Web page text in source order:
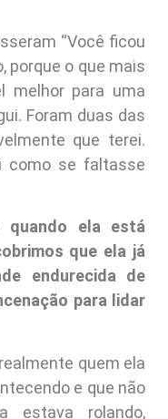
“Você ficou
porque o que mais
melhor para uma
Foram duas das
que terei.
como se faltasse
quando ela está
que ela já
endurecida de
para lidar
quem ela
e que não
estava rolando,